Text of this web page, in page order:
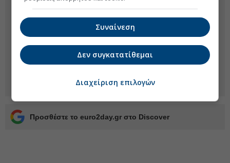
Προσθέστε το euro2day.gr στο Discover
Συναίνεση
Δεν συγκατατίθεμαι
Διαχείριση επιλογών